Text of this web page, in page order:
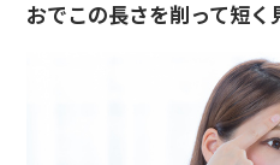
おでこの長さを削って短く